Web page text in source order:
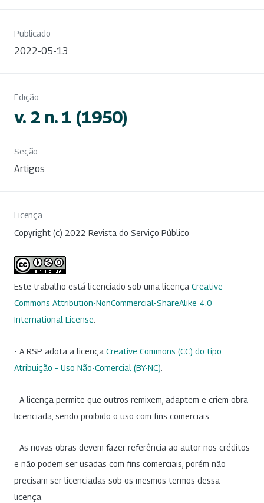
Publicado
2022-05-13
Edição
v. 2 n. 1 (1950)
Seção
Artigos
Licença
Copyright (c) 2022 Revista do Serviço Público
Este trabalho está licenciado sob uma licença Creative
Commons Attribution-NonCommercial-ShareAlike 4.0
International License
- A RSP adota a licença Creative Commons (CC) do tipo
Atribuição – Uso Não-Comercial (BY-NC)
- A licença permite que outros remixem, adaptem e criem obra
licenciada, sendo proibido o uso com fins comerciais.
- As novas obras devem fazer referência ao autor nos créditos
e não podem ser usadas com fins comerciais, porém não
precisam ser licenciadas sob os mesmos termos dessa
licença.